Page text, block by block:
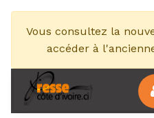
Vous consultez la
accéder à